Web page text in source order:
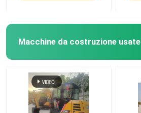
Macchine da costruzione usate